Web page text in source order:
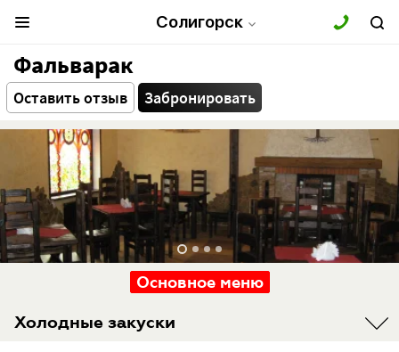
Солигорск
Фальварак
Оставить отзыв Забронировать
Основное меню
Холодные закуски